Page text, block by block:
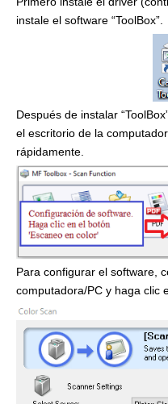
instale el software “ToolBox”.
Después de instalar
el escritorio de la
rápidamente.
Para configurar el software,
computadora/PC y haga clic